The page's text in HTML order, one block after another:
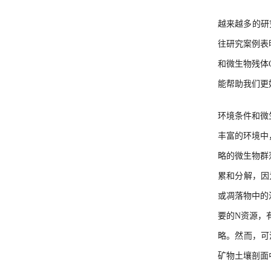
越来越多的研
往研究案例
和微生物残体
能帮助我们
环境条件和
丰富的环境
略的微生物
累和分解，
或凋落物中
要的N资源，
略。然而，
矿物土壤剖面